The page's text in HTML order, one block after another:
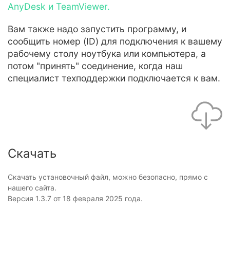
AnyDesk и TeamViewer.
Вам также надо запустить программу, и
сообщить номер (ID) для подключения к вашему
рабочему столу ноутбука или компьютера, а
потом "принять" соединение, когда наш
специалист техподдержки подключается к вам.
Скачать
Скачать установочный файл, можно безопасно, прямо с
нашего сайта.
Версия 1.3.7 от 18 февраля 2025 года.